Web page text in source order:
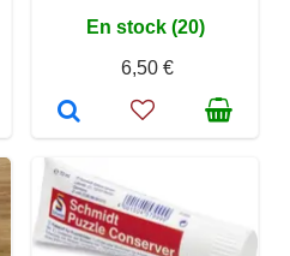
En stock (20)
6,50 €